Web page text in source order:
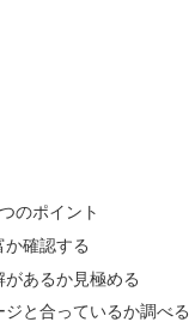
のポイント
確認する
あるか見極める
と合っているか調べる